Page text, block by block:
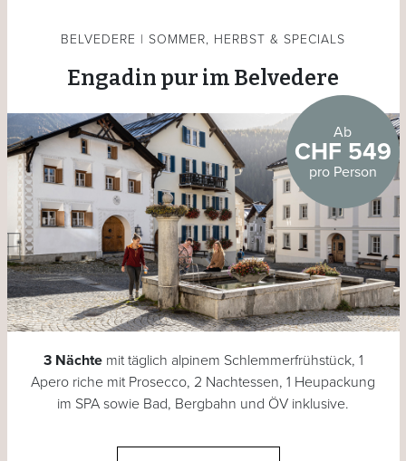
BELVEDERE | SOMMER, HERBST & SPECIALS
Engadin pur im Belvedere
Ab
CHF 549
pro Person
3 Nächtemit täglich alpinem Schlemmerfrühstück, 1
Apero riche mit Prosecco, 2 Nachtessen, 1 Heupackung
im SPA sowie Bad, Bergbahn und ÖV inklusive.